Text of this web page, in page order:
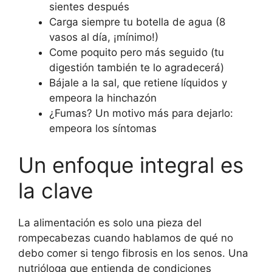
sientes después
Carga siempre tu botella de agua (8
vasos al día, ¡mínimo!)
Come poquito pero más seguido (tu
digestión también te lo agradecerá)
Bájale a la sal, que retiene líquidos y
empeora la hinchazón
¿Fumas? Un motivo más para dejarlo:
empeora los síntomas
Un enfoque integral es
la clave
La alimentación es solo una pieza del
rompecabezas cuando hablamos de qué no
debo comer si tengo fibrosis en los senos. Una
nutrióloga que entienda de condiciones